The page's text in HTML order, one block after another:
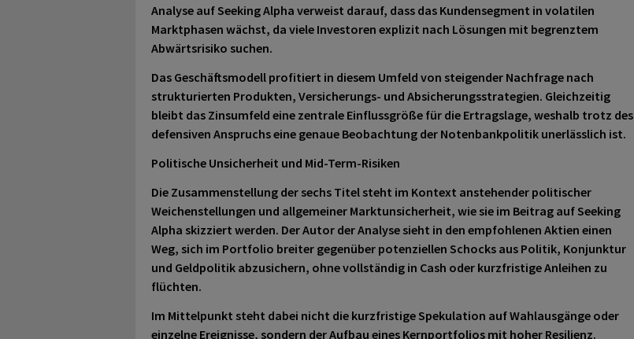
Analyse auf Seeking Alpha verweist darauf, dass das Kundensegment in volatilen
Marktphasen wächst, da viele Investoren explizit nach Lösungen mit begrenztem
Abwärtsrisiko suchen.
Das Geschäftsmodell profitiert in diesem Umfeld von steigender Nachfrage nach
strukturierten Produkten, Versicherungs- und Absicherungsstrategien. Gleichzeitig
bleibt das Zinsumfeld eine zentrale Einflussgröße für die Ertragslage, weshalb trotz des
defensiven Anspruchs eine genaue Beobachtung der Notenbankpolitik unerlässlich ist.
Politische Unsicherheit und Mid-Term-Risiken
Die Zusammenstellung der sechs Titel steht im Kontext anstehender politischer
Weichenstellungen und allgemeiner Marktunsicherheit, wie sie im Beitrag auf Seeking
Alpha skizziert werden. Der Autor der Analyse sieht in den empfohlenen Aktien einen
Weg, sich im Portfolio breiter gegenüber potenziellen Schocks aus Politik, Konjunktur
und Geldpolitik abzusichern, ohne vollständig in Cash oder kurzfristige Anleihen zu
flüchten.
Im Mittelpunkt steht dabei nicht die kurzfristige Spekulation auf Wahlausgänge oder
einzelne Ereignisse, sondern der Aufbau eines Kernportfolios mit hoher Resilienz.